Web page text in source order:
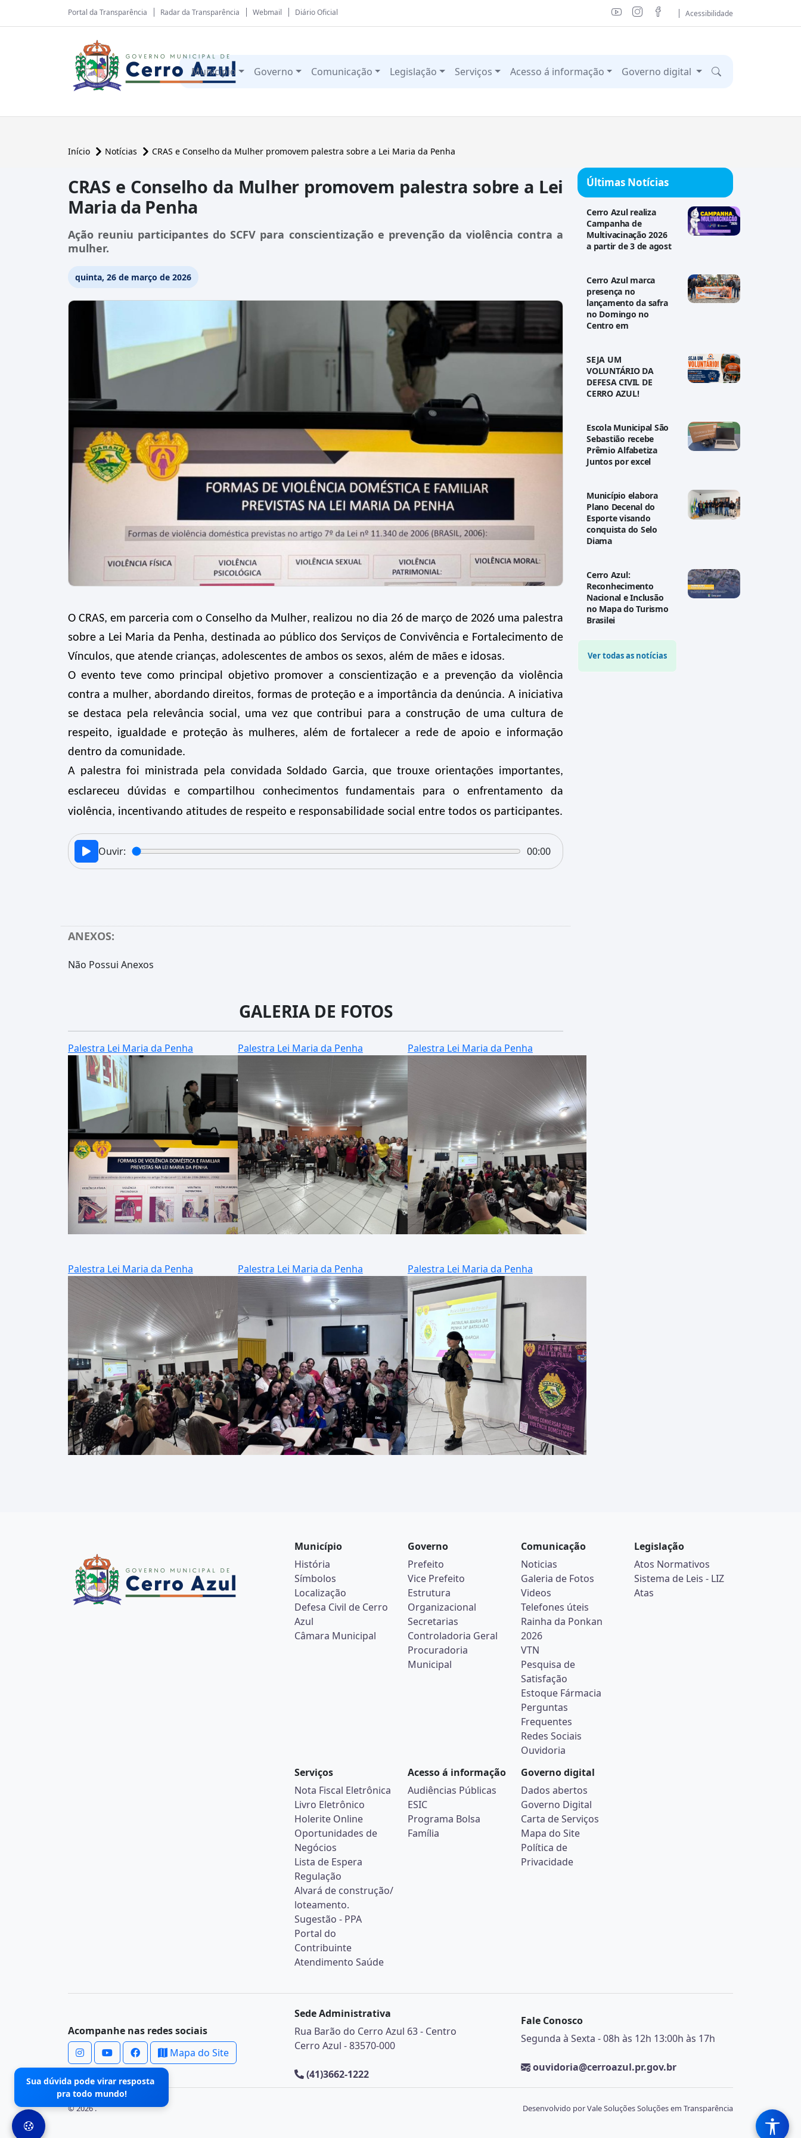
Portal da Transparência Radar da Transparência Webmail Diário Oficial Acessibilidade
Município Governo Comunicação Legislação Serviços Acesso á informação Governo digital
Início Notícias CRAS e Conselho da Mulher promovem palestra sobre a Lei Maria da Penha
CRAS e Conselho da Mulher promovem palestra sobre a Lei
Maria da Penha
Ação reuniu participantes do SCFV para conscientização e prevenção da violência contra a
mulher.
quinta, 26 de março de 2026
O CRAS, em parceria com o Conselho da Mulher, realizou no dia 26 de março de 2026 uma palestra
sobre a Lei Maria da Penha, destinada ao público dos Serviços de Convivência e Fortalecimento de
Vínculos, que atende crianças, adolescentes de ambos os sexos, além de mães e idosas.
O evento teve como principal objetivo promover a conscientização e a prevenção da violência
contra a mulher, abordando direitos, formas de proteção e a importância da denúncia. A iniciativa
se destaca pela relevância social, uma vez que contribui para a construção de uma cultura de
respeito, igualdade e proteção às mulheres, além de fortalecer a rede de apoio e informação
dentro da comunidade.
A palestra foi ministrada pela convidada Soldado Garcia, que trouxe orientações importantes,
esclareceu dúvidas e compartilhou conhecimentos fundamentais para o enfrentamento da
violência, incentivando atitudes de respeito e responsabilidade social entre todos os participantes.
Ouvir: 00:00
ANEXOS:
Não Possui Anexos
GALERIA DE FOTOS
Palestra Lei Maria da Penha Palestra Lei Maria da Penha Palestra Lei Maria da Penha
Palestra Lei Maria da Penha Palestra Lei Maria da Penha Palestra Lei Maria da Penha
Últimas Notícias
Cerro Azul realiza
Campanha de
Multivacinação 2026
a partir de 3 de agost
Cerro Azul marca
presença no
lançamento da safra
no Domingo no
Centro em
SEJA UM
VOLUNTÁRIO DA
DEFESA CIVIL DE
CERRO AZUL!
Escola Municipal São
Sebastião recebe
Prêmio Alfabetiza
Juntos por excel
Município elabora
Plano Decenal do
Esporte visando
conquista do Selo
Diama
Cerro Azul:
Reconhecimento
Nacional e Inclusão
no Mapa do Turismo
Brasilei
Ver todas as notícias
Município
História
Símbolos
Localização
Defesa Civil de Cerro
Azul
Câmara Municipal
Governo
Prefeito
Vice Prefeito
Estrutura
Organizacional
Secretarias
Controladoria Geral
Procuradoria
Municipal
Comunicação
Noticias
Galeria de Fotos
Videos
Telefones úteis
Rainha da Ponkan
2026
VTN
Pesquisa de
Satisfação
Estoque Fármacia
Perguntas
Frequentes
Redes Sociais
Ouvidoria
Legislação
Atos Normativos
Sistema de Leis - LIZ
Atas
Serviços
Nota Fiscal Eletrônica
Livro Eletrônico
Holerite Online
Oportunidades de
Negócios
Lista de Espera
Regulação
Alvará de construção/
loteamento.
Sugestão - PPA
Portal do
Contribuinte
Atendimento Saúde
Acesso á informação
Audiências Públicas
ESIC
Programa Bolsa
Família
Governo digital
Dados abertos
Governo Digital
Carta de Serviços
Mapa do Site
Política de
Privacidade
Acompanhe nas redes sociais
Mapa do Site
Sede Administrativa
Rua Barão do Cerro Azul 63 - Centro
Cerro Azul - 83570-000
(41)3662-1222
Fale Conosco
Segunda à Sexta - 08h às 12h 13:00h às 17h
ouvidoria@cerroazul.pr.gov.br
© 2026 . Desenvolvido por Vale Soluções Soluções em Transparência
Sua dúvida pode virar resposta
pra todo mundo!